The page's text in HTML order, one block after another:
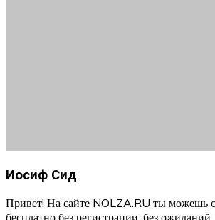
Иосиф Сид
Привет! На сайте NOLZA.RU ты можешь